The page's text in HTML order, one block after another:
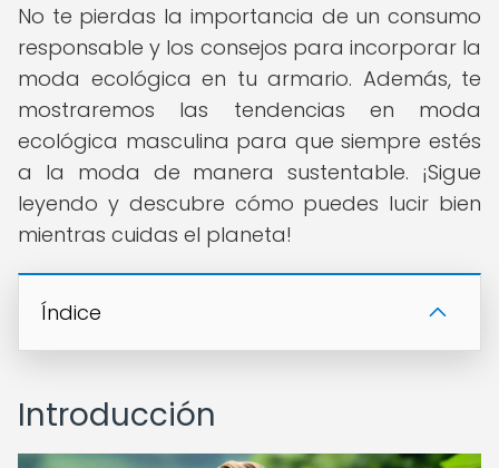
No te pierdas la importancia de un consumo
responsable y los consejos para incorporar la
moda ecológica en tu armario. Además, te
mostraremos las tendencias en moda
ecológica masculina para que siempre estés
a la moda de manera sustentable. ¡Sigue
leyendo y descubre cómo puedes lucir bien
mientras cuidas el planeta!
Índice
Introducción